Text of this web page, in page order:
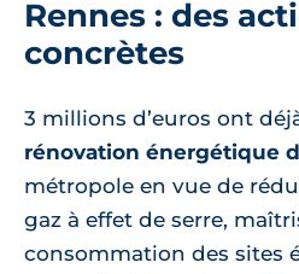
Rennes : des
concrètes
3 millions d’euros ont
rénovation énergétique
métropole en vue de
gaz à effet de serre,
consommation des sites